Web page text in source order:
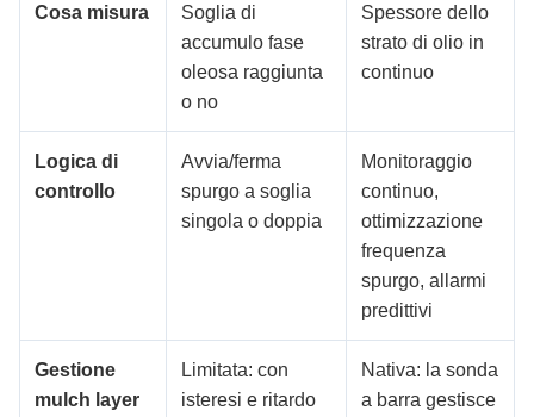
Cosa misura
Soglia di
accumulo fase
oleosa raggiunta
o no
Spessore dello
strato di olio in
continuo
Logica di
controllo
Avvia/ferma
spurgo a soglia
singola o doppia
Monitoraggio
continuo,
ottimizzazione
frequenza
spurgo, allarmi
predittivi
Gestione
mulch layer
Limitata: con
isteresi e ritardo
Nativa: la sonda
a barra gestisce